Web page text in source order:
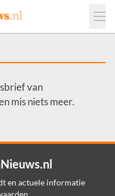
van
mis niets meer.
en actuele informatie